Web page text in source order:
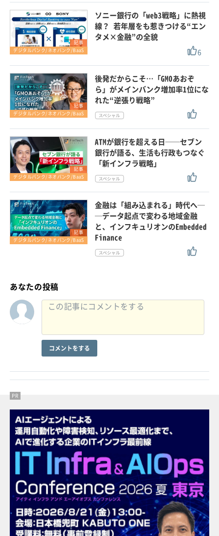
記事
デジタルバンク/ネオバンク/BaaS
ソニー銀行の「web3戦略」に熱視
線？ 若年層をも惹きつける“エン
タメ×金融”の全貌
6
記事
デジタルバンク/ネオバンク/BaaS
後発だからこそ…「GMOあおぞ
ら」がメインバンク増加率1位にな
れた“逆張り戦略”
記事
デジタルバンク/ネオバンク/BaaS
ATMが銀行を超える日──セブン
銀行が語る、生活も行政もつなぐ
「新インフラ戦略」
記事
デジタルバンク/ネオバンク/BaaS
金融は「組み込まれる」時代へ─
─データ起点で変わる地域金融
と、インフキュリオンのEmbedded
Finance
あなたの投稿
コメントをする
PR
PR
PR